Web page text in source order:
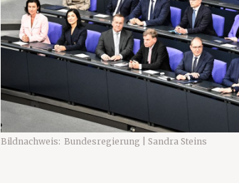
Bildnachweis: Bundesregierung | Sandra Steins